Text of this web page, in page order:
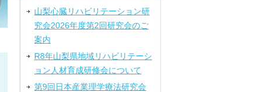
山梨心臓リハビリテーション研
究会2026年度第2回研究会のご
案内
R8年山梨県地域リハビリテーシ
ョン人材育成研修会について
第9回日本産業理学療法研究会